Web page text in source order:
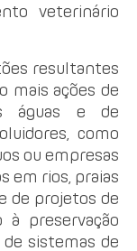
veterinário
resultantes
mais ações de
águas e de
como
ou empresas
em rios, praias
de projetos de
à preservação
de sistemas de